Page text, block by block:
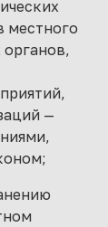
местного
—